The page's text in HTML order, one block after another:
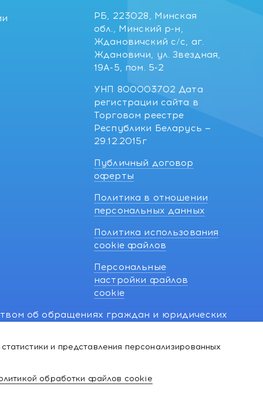
и представления персонализированных
обработки файлов cookie
РБ, 223028, Минская
обл., Минский р-н,
Ждановичский с/с, аг.
Ждановичи, ул. Звездная,
19А-5, пом. 5-2
УНП 800003702 Дата
регистрации сайта в
Торговом реестре
Республики Беларусь —
29.12.2015г
Публичный договор
оферты
Политика в отношении
персональных данных
Политика использования
cookie файлов
Персональные
настройки файлов
cookie
об обращениях граждан и юридических
о нарушении их прав, предусмотренных